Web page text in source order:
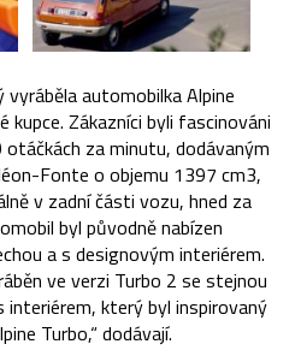
automobilka Alpine
kupce. Zákazníci byli fascinováni
za minutu, dodávaným
Fonte o objemu 1397 cm3,
v zadní části vozu, hned za
byl původně nabízen
a s designovým interiérem.
ve verzi Turbo 2 se stejnou
interiérem, který byl inspirovaný
Turbo,“ dodávají.